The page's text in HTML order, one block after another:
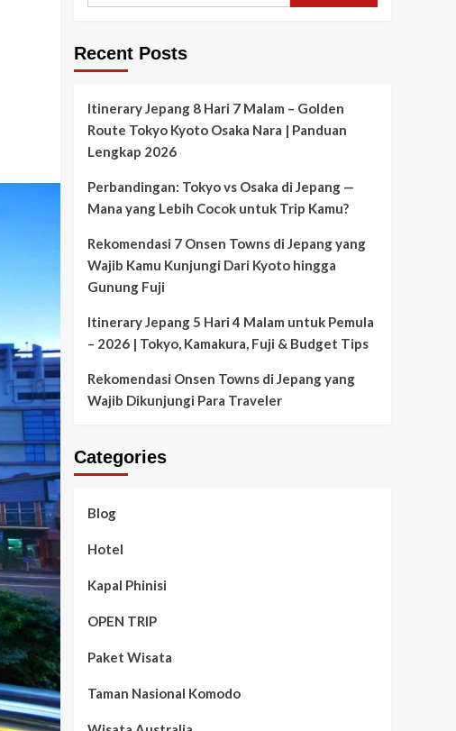
Recent Posts
Itinerary Jepang 8 Hari 7 Malam – Golden
Route Tokyo Kyoto Osaka Nara | Panduan
Lengkap 2026
Perbandingan: Tokyo vs Osaka di Jepang —
Mana yang Lebih Cocok untuk Trip Kamu?
Rekomendasi 7 Onsen Towns di Jepang yang
Wajib Kamu Kunjungi Dari Kyoto hingga
Gunung Fuji
Itinerary Jepang 5 Hari 4 Malam untuk Pemula
– 2026 | Tokyo, Kamakura, Fuji & Budget Tips
Rekomendasi Onsen Towns di Jepang yang
Wajib Dikunjungi Para Traveler
Categories
Blog
Hotel
Kapal Phinisi
OPEN TRIP
Paket Wisata
Taman Nasional Komodo